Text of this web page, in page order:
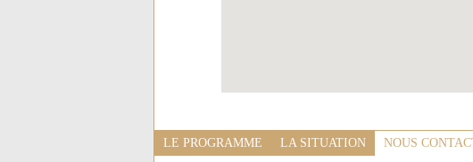
LE PROGRAMME LA SITUATION NOUS